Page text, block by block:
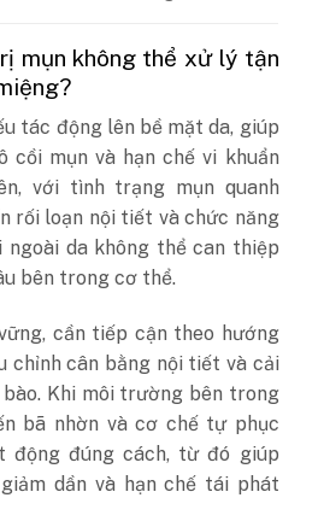
mụn không thể xử lý tận
tác động lên bề mặt da, giúp
cồi mụn và hạn chế vi khuẩn
với tình trạng mụn quanh
rối loạn nội tiết và chức năng
ngoài da không thể can thiệp
bên trong cơ thể.
cần tiếp cận theo hướng
chỉnh cân bằng nội tiết và cải
Khi môi trường bên trong
bã nhờn và cơ chế tự phục
động đúng cách, từ đó giúp
dần và hạn chế tái phát